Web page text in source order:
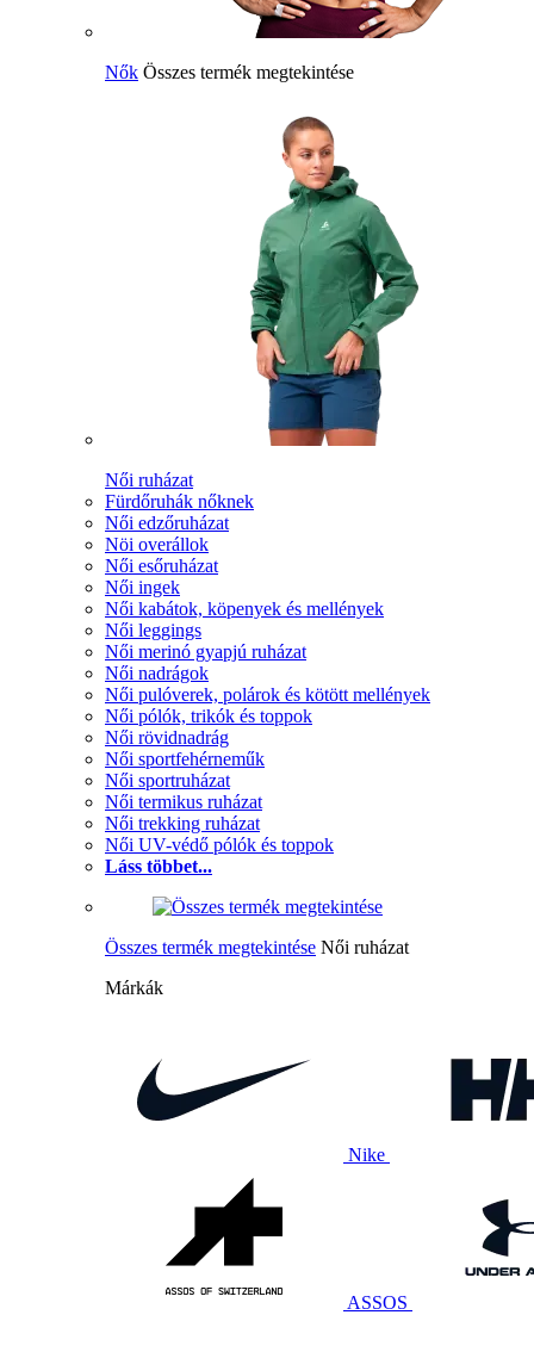
Nők Összes termék megtekintése
Női ruházat
Fürdőruhák nőknek
Női edzőruházat
Nöi overállok
Női esőruházat
Női ingek
Női kabátok, köpenyek és mellények
Női leggings
Női merinó gyapjú ruházat
Női nadrágok
Női pulóverek, polárok és kötött mellények
Női pólók, trikók és toppok
Női rövidnadrág
Női sportfehérneműk
Női sportruházat
Női termikus ruházat
Női trekking ruházat
Női UV-védő pólók és toppok
Láss többet...
Összes termék megtekintése Női ruházat
Márkák
Nike
ASSOS